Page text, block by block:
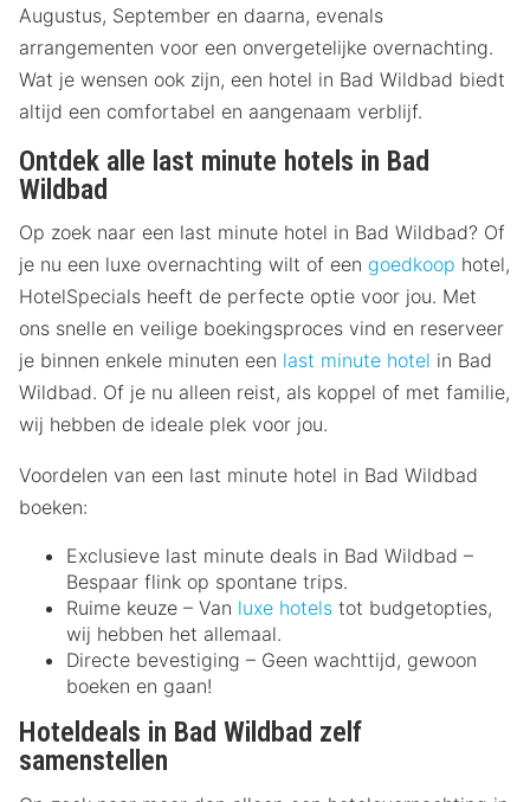
Augustus, September en daarna, evenals
arrangementen voor een onvergetelijke overnachting.
Wat je wensen ook zijn, een hotel in Bad Wildbad biedt
altijd een comfortabel en aangenaam verblijf.
Ontdek alle last minute hotels in Bad
Wildbad
Op zoek naar een last minute hotel in Bad Wildbad? Of
je nu een luxe overnachting wilt of een goedkoop hotel,
HotelSpecials heeft de perfecte optie voor jou. Met
ons snelle en veilige boekingsproces vind en reserveer
je binnen enkele minuten een last minute hotel in Bad
Wildbad. Of je nu alleen reist, als koppel of met familie,
wij hebben de ideale plek voor jou.
Voordelen van een last minute hotel in Bad Wildbad
boeken:
Exclusieve last minute deals in Bad Wildbad –
Bespaar flink op spontane trips.
Ruime keuze – Van luxe hotels tot budgetopties,
wij hebben het allemaal.
Directe bevestiging – Geen wachttijd, gewoon
boeken en gaan!
Hoteldeals in Bad Wildbad zelf
samenstellen